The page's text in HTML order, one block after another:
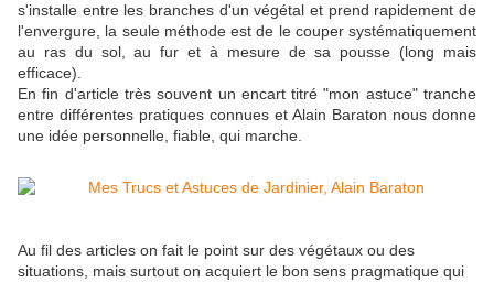
s'installe entre les branches d'un végétal et prend rapidement de
l'envergure, la seule méthode est de le couper systématiquement
au ras du sol, au fur et à mesure de sa pousse (long mais
efficace).
En fin d'article très souvent un encart titré "mon astuce" tranche
entre différentes pratiques connues et Alain Baraton nous donne
une idée personnelle, fiable, qui marche.
Au fil des articles on fait le point sur des végétaux ou des
situations, mais surtout on acquiert le bon sens pragmatique qui